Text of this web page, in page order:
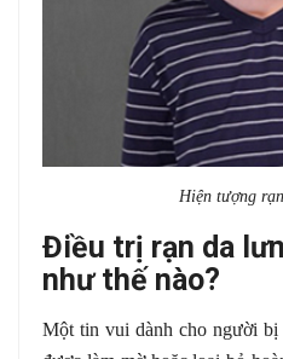
Hiện tượng
Điều trị rạn da
như thế nào?
Một tin vui dành cho người bị